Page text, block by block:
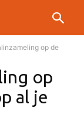
op de
op
al je